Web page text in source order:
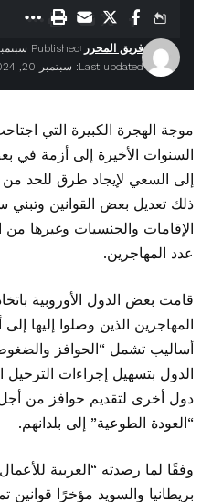
Last updated: سبتمبر 20, 2024 2:18 م
فريق المحرر Published سبتمبر 14, 2024
موجة الهجرة الكبيرة التي
السنوات الأخيرة إلى أزمة في
إلى السعي لإيجاد طرق للحد من
ذلك تعديل بعض القوانين
الإقامات والجنسيات وغيرها من
عدد المهاجرين.
قامت بعض الدول الأوروبية
المهاجرين الذين وصلوا إليها
أساليب تشمل “الحوافز
الدول بتسهيل إجراءات
دول أخرى لتقديم حوافز من
“العودة الطوعية” إلى بلدانهم.
وفقًا لما رصدته “العربية
بريطانيا والسويد مؤخرًا قوانين